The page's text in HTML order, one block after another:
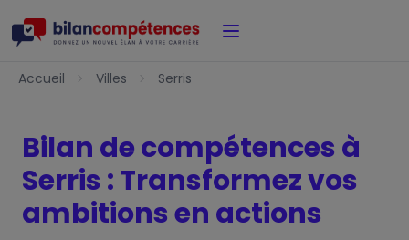
Accueil
Accueil Villes Serris
Bilan de compétences à
Serris : Transformez vos
ambitions en actions